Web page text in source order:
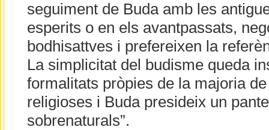
seguiment de Buda amb les
esperits o en els avantpassats,
bodhisattves i prefereixen la
La simplicitat del budisme queda
formalitats pròpies de la majoria
religioses i Buda presideix un
sobrenaturals”.